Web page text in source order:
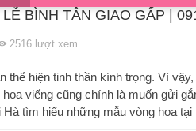
BÌNH TÂN GIAO GẤP |
2516 lượt xem
thể hiện tinh thần kính trọng. Vì vậy,
viếng cũng chính là muốn gửi
Hà tìm hiểu những mẫu vòng hoa tại